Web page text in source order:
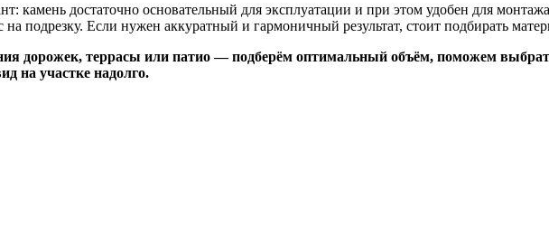
достаточно основательный для эксплуатации и при этом удобен для
подрезку. Если нужен аккуратный и гармоничный результат, стоит подбирать
дорожек, террасы или патио — подберём оптимальный объём, поможем
на участке надолго.